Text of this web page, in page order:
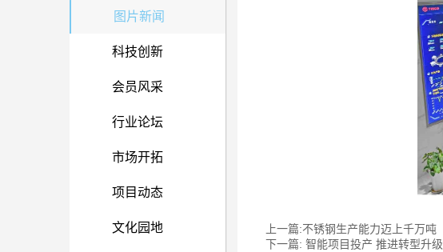
图片新闻
科技创新
会员风采
行业论坛
市场开拓
项目动态
文化园地
上一篇:不锈钢生产能力迈上千万吨
下一篇: 智能项目投产 推进转型升级